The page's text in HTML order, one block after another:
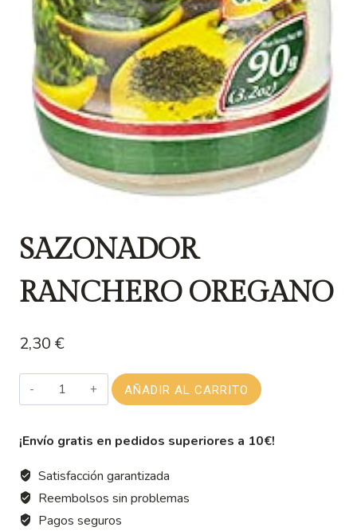
SAZONADOR
RANCHERO OREGANO
2,30 €
SAZONADOR
RANCHERO
cantidad
AÑADIR AL CARRITO
¡Envío gratis en pedidos superiores a 10€!
Satisfacción garantizada
Reembolsos sin problemas
Pagos seguros